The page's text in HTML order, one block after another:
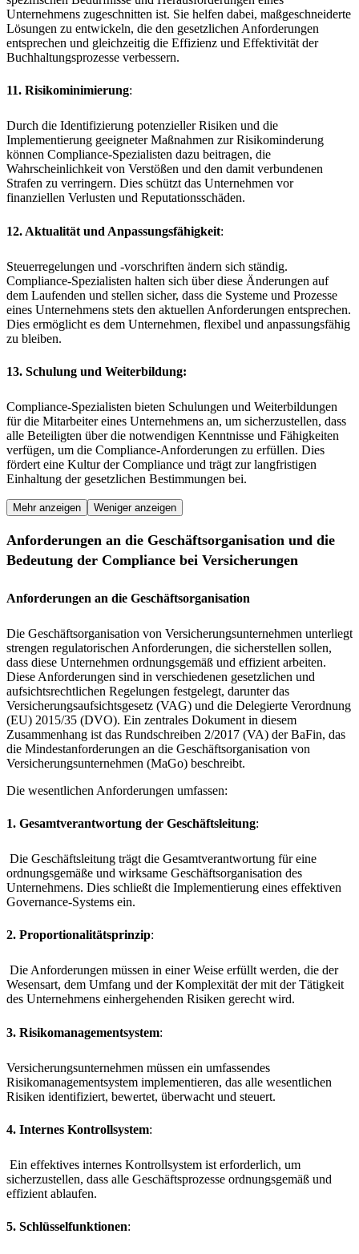
Unternehmens zugeschnitten ist. Sie helfen dabei, maßgeschneiderte
Lösungen zu entwickeln, die den gesetzlichen Anforderungen
entsprechen und gleichzeitig die Effizienz und Effektivität der
Buchhaltungsprozesse verbessern.
11. Risikominimierung:
Durch die Identifizierung potenzieller Risiken und die
Implementierung geeigneter Maßnahmen zur Risikominderung
können Compliance-Spezialisten dazu beitragen, die
Wahrscheinlichkeit von Verstößen und den damit verbundenen
Strafen zu verringern. Dies schützt das Unternehmen vor
finanziellen Verlusten und Reputationsschäden.
12. Aktualität und Anpassungsfähigkeit:
Steuerregelungen und -vorschriften ändern sich ständig.
Compliance-Spezialisten halten sich über diese Änderungen auf
dem Laufenden und stellen sicher, dass die Systeme und Prozesse
eines Unternehmens stets den aktuellen Anforderungen entsprechen.
Dies ermöglicht es dem Unternehmen, flexibel und anpassungsfähig
zu bleiben.
13. Schulung und Weiterbildung:
Compliance-Spezialisten bieten Schulungen und Weiterbildungen
für die Mitarbeiter eines Unternehmens an, um sicherzustellen, dass
alle Beteiligten über die notwendigen Kenntnisse und Fähigkeiten
verfügen, um die Compliance-Anforderungen zu erfüllen. Dies
fördert eine Kultur der Compliance und trägt zur langfristigen
Einhaltung der gesetzlichen Bestimmungen bei.
Mehr anzeigen Weniger anzeigen
Anforderungen an die Geschäftsorganisation und die
Bedeutung der Compliance bei Versicherungen
Anforderungen an die Geschäftsorganisation
Die Geschäftsorganisation von Versicherungsunternehmen unterliegt
strengen regulatorischen Anforderungen, die sicherstellen sollen,
dass diese Unternehmen ordnungsgemäß und effizient arbeiten.
Diese Anforderungen sind in verschiedenen gesetzlichen und
aufsichtsrechtlichen Regelungen festgelegt, darunter das
Versicherungsaufsichtsgesetz (VAG) und die Delegierte Verordnung
(EU) 2015/35 (DVO). Ein zentrales Dokument in diesem
Zusammenhang ist das Rundschreiben 2/2017 (VA) der BaFin, das
die Mindestanforderungen an die Geschäftsorganisation von
Versicherungsunternehmen (MaGo) beschreibt.
Die wesentlichen Anforderungen umfassen:
1. Gesamtverantwortung der Geschäftsleitung:
Die Geschäftsleitung trägt die Gesamtverantwortung für eine
ordnungsgemäße und wirksame Geschäftsorganisation des
Unternehmens. Dies schließt die Implementierung eines effektiven
Governance-Systems ein.
2. Proportionalitätsprinzip:
Die Anforderungen müssen in einer Weise erfüllt werden, die der
Wesensart, dem Umfang und der Komplexität der mit der Tätigkeit
des Unternehmens einhergehenden Risiken gerecht wird.
3. Risikomanagementsystem:
Versicherungsunternehmen müssen ein umfassendes
Risikomanagementsystem implementieren, das alle wesentlichen
Risiken identifiziert, bewertet, überwacht und steuert.
4. Internes Kontrollsystem:
Ein effektives internes Kontrollsystem ist erforderlich, um
sicherzustellen, dass alle Geschäftsprozesse ordnungsgemäß und
effizient ablaufen.
5. Schlüsselfunktionen: